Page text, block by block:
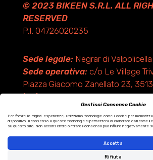
Gestisci Consenso Cookie
Per fornire le migliori esperienze, utilizziamo tecnologie come i cookie per
dispositivo. Il consenso a queste tecnologie ci permetterà di elaborare dati come il
su questo sito. Non acconsentire o ritirare il consenso può influire negativamente
Accetta
Rifiuta
© 2023 BIKEEN S.R.L. ALL
RESERVED
P.I. 04726020235
Sede legale:Negrar di Valpolicella
Sede operativa:c/o Le Village
Piazza Giacomo Zanellato 23,
(PD)
Design by KF ADV
Development by Italix.net